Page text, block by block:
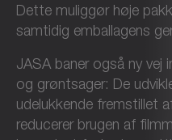
Dette muliggør høje
samtidig emballagens
JASA baner også ny vej
og grøntsager: De
udelukkende fremstillet
reducerer brugen af